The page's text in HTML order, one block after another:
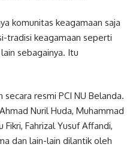
komunitas keagamaan saja
tradisi keagamaan seperti
sebagainya. Itu
secara resmi PCI NU Belanda.
Nuril Huda, Muhammad
Fikri, Fahrizal Yusuf Affandi,
dan lain-lain dilantik oleh